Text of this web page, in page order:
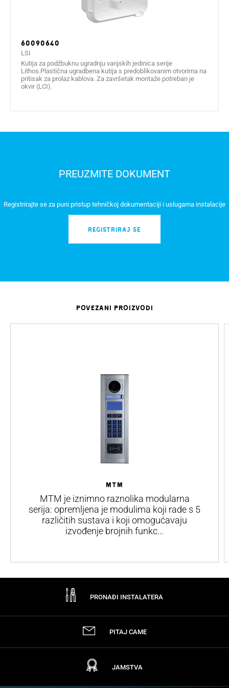
60090640
LSI
Kutija za podžbuknu ugradnju vanjskih jedinica serije
Lithos.Plastična ugradbena kutija s predoblikovanim otvorima na
pritisak za prolaz kablova. Za završetak montaže potreban je
okvir (LCI).
PREUZMITE DOKUMENT
Registrirajte se za puni pristup tehničkoj dokumentaciji i uslugama instalacije
REGISTRIRAJ SE
POVEZANI PROIZVODI
MTM
MTM je iznimno raznolika modularna
serija: opremljena je modulima koji rade s 5
različitih sustava i koji omogućavaju
izvođenje brojnih funkc...
PRONAĐI INSTALATERA
PITAJ CAME
JAMSTVA